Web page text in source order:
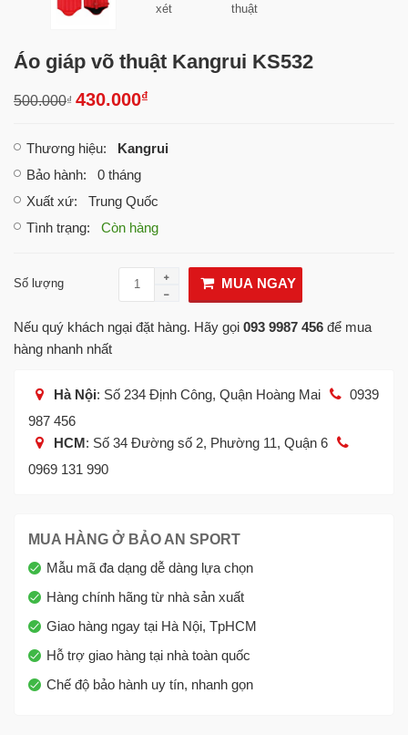
xét
thuật
Áo giáp võ thuật Kangrui KS532
500.000₫ 430.000₫
Thương hiệu: Kangrui
Bảo hành: 0 tháng
Xuất xứ: Trung Quốc
Tình trạng: Còn hàng
Số lượng MUA NGAY
Nếu quý khách ngại đặt hàng. Hãy gọi 093 9987 456 để mua
hàng nhanh nhất
Hà Nội: Số 234 Định Công, Quận Hoàng Mai
0939
987 456
HCM: Số 34 Đường số 2, Phường 11, Quận 6
0969 131 990
MUA HÀNG Ở BẢO AN SPORT
Mẫu mã đa dạng dễ dàng lựa chọn
Hàng chính hãng từ nhà sản xuất
Giao hàng ngay tại Hà Nội, TpHCM
Hỗ trợ giao hàng tại nhà toàn quốc
Chế độ bảo hành uy tín, nhanh gọn